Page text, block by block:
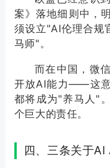
案》落地细则中，
须设立"AI伦理合规
马师"。
而在中国，微
开放AI能力——这
都将成为"养马人"
个巨大的责任。
四、三条关于